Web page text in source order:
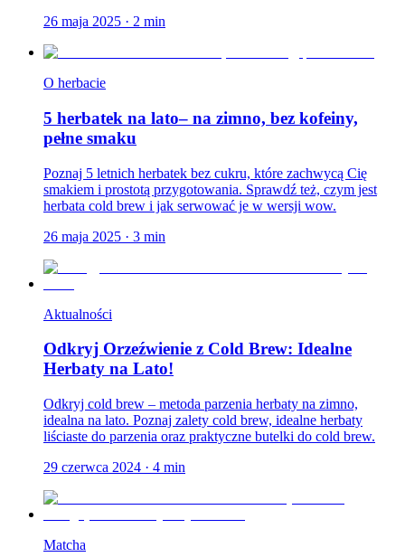
26 maja 2025 · 2 min
O herbacie
5 herbatek na lato– na zimno, bez kofeiny,
pełne smaku
Poznaj 5 letnich herbatek bez cukru, które zachwycą Cię
smakiem i prostotą przygotowania. Sprawdź też, czym jest
herbata cold brew i jak serwować je w wersji wow.
26 maja 2025 · 3 min
Aktualności
Odkryj Orzeźwienie z Cold Brew: Idealne
Herbaty na Lato!
Odkryj cold brew – metoda parzenia herbaty na zimno,
idealna na lato. Poznaj zalety cold brew, idealne herbaty
liściaste do parzenia oraz praktyczne butelki do cold brew.
29 czerwca 2024 · 4 min
Matcha